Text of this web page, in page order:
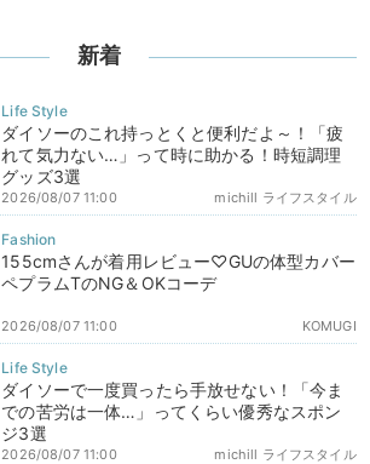
新着
ダイソーのこれ持っとくと便利だよ～！「疲
れて気力ない…」って時に助かる！時短調理
グッズ3選
michill ライフスタイル
2026/08/07 11:00
155cmさんが着用レビュー♡GUの体型カバー
ペプラムTのNG＆OKコーデ
KOMUGI
2026/08/07 11:00
ダイソーで一度買ったら手放せない！「今ま
での苦労は一体…」ってくらい優秀なスポン
ジ3選
michill ライフスタイル
2026/08/07 11:00